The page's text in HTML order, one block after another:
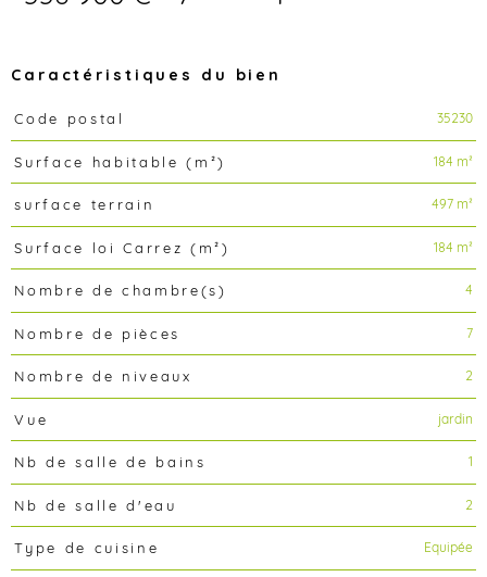
Caractéristiques du bien
Caractéristiques Valeurs
Code postal 35230
Surface habitable (m²) 184 m²
surface terrain 497 m²
Surface loi Carrez (m²) 184 m²
Nombre de chambre(s) 4
Nombre de pièces 7
Nombre de niveaux 2
Vue jardin
Nb de salle de bains 1
Nb de salle d'eau 2
Type de cuisine Equipée